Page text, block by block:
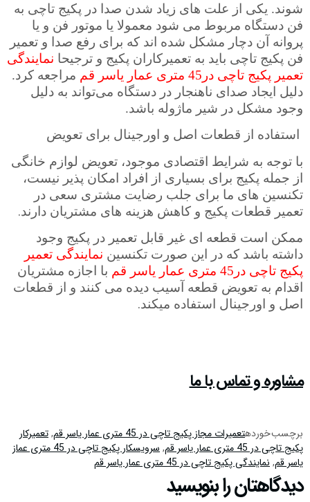
شوند. یکی از علت های زیاد شدن صدا در پکیج تاچی به
فن دستگاه مربوط می شود معمولا یا موتور فن و یا
پروانه آن دچار مشکل شده اند که برای رفع صدا و تعمیر
فن پکیج تاچی باید به تعمیرکاران پکیج و ترجیحا نمایندگی
تعمیر پکیج تاچی در45 متری عمار یاسر قم
مراجعه کرد.
دلیل ایجاد صدای ناهنجار در دستگاه می‌تواند به دلیل
وجود مشکل در شیر ماژوله باشد.
استفاده از قطعات اصل و اورجینال برای تعویض
با توجه به شرایط اقتصادی موجود، تعویض لوازم خانگی
از جمله پکیج برای بسیاری از افراد امکان پذیر نیست،
تکنسین های ما برای جلب رضایت مشتری سعی در
تعمیر قطعات پکیج و کاهش هزینه های مشتریان دارند.
ممکن است قطعه ای غیر قابل تعمیر در پکیج وجود
داشته باشد که در این صورت تکنسین نمایندگی تعمیر
پکیج تاچی در45 متری عمار یاسر قم
با اجازه مشتریان
اقدام به تعویض قطعه آسیب دیده می کنند و از قطعات
اصل و اورجینال استفاده میکند.
مشاوره و تماس با ما
برچسب خوردهتعمیرات مجاز پکیج تاچی در 45 متری عمار یاسر قم ,تعمیرکار
پکیج تاچی در 45 متری عمار یاسر قم
,
سرویسکار پکیج تاچی در 45 متری عماز
یاسر قم,نمایندگی پکیج تاچی در 45 متری عمار یاسر قم
دیدگاهتان را بنویسید